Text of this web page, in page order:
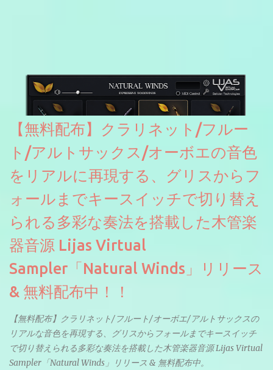
ソースを元に設計・改良した製品のようです。
【無料配布】クラリネット/フルー
ト/アルトサックス/オーボエの音色
をリアルに再現する、グリスからフ
ォールまでキースイッチで切り替え
られる多彩な奏法を搭載した木管楽
器音源 Lijas Virtual
Sampler「Natural Winds」リリース
& 無料配布中！！
【無料配布】クラリネット/フルート/オーボエ/アルトサックスの
リアルな音色を再現する、グリスからフォールまでキースイッチ
で切り替えられる多彩な奏法を搭載した木管楽器音源 Lijas Virtual
Sampler「Natural Winds」リリース & 無料配布中。